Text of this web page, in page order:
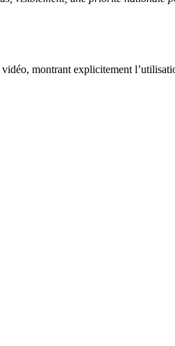
montrant explicitement